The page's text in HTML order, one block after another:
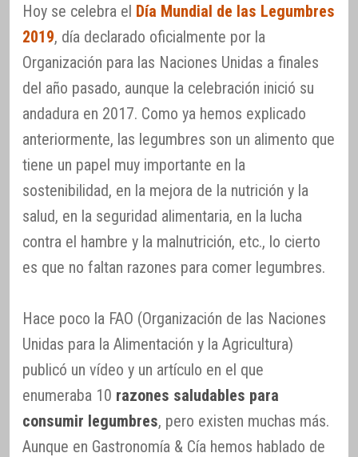
Hoy se celebra el Día Mundial de las Legumbres
2019, día declarado oficialmente por la
Organización para las Naciones Unidas a finales
del año pasado, aunque la celebración inició su
andadura en 2017. Como ya hemos explicado
anteriormente, las legumbres son un alimento que
tiene un papel muy importante en la
sostenibilidad, en la mejora de la nutrición y la
salud, en la seguridad alimentaria, en la lucha
contra el hambre y la malnutrición, etc., lo cierto
es que no faltan razones para comer legumbres.
Hace poco la FAO (Organización de las Naciones
Unidas para la Alimentación y la Agricultura)
publicó un vídeo y un artículo en el que
enumeraba 10 razones saludables para
consumir legumbres, pero existen muchas más.
Aunque en Gastronomía & Cía hemos hablado de